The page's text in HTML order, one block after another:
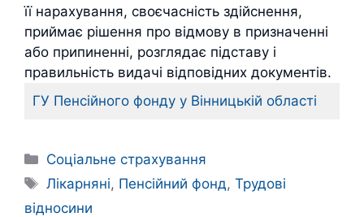
її нарахування, своєчасність здійснення,
приймає рішення про відмову в призначенні
або припиненні, розглядає підставу і
правильність видачі відповідних документів.
ГУ Пенсійного фонду у Вінницькій області
Категорії
Соціальне страхування
Позначки
Лікарняні, Пенсійний фонд,Трудові
відносини